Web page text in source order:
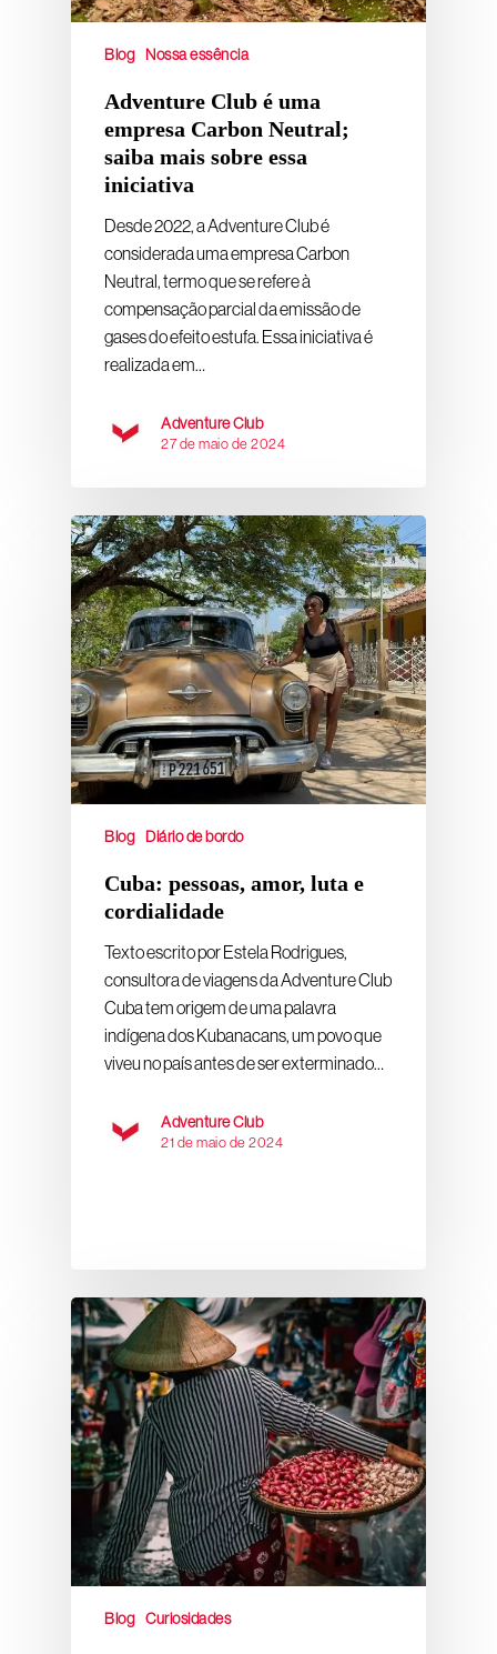
Blog Nossa essência
Adventure Club é uma
empresa Carbon Neutral;
saiba mais sobre essa
iniciativa
Desde 2022, a Adventure Club é
considerada uma empresa Carbon
Neutral, termo que se refere à
compensação parcial da emissão de
gases do efeito estufa. Essa iniciativa é
realizada em…
Adventure Club
27 de maio de 2024
Blog Diário de bordo
Cuba: pessoas, amor, luta e
cordialidade
Texto escrito por Estela Rodrigues,
consultora de viagens da Adventure Club
Cuba tem origem de uma palavra
indígena dos Kubanacans, um povo que
viveu no país antes de ser exterminado…
Adventure Club
21 de maio de 2024
Blog Curiosidades